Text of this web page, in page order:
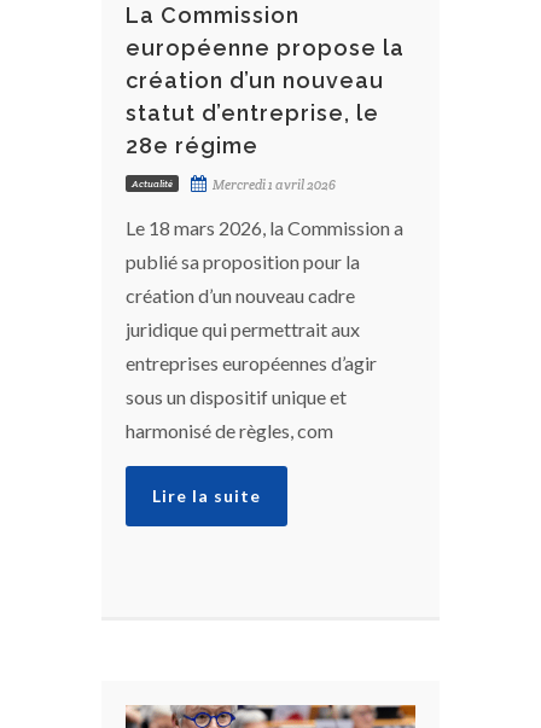
La Commission
européenne propose la
création d’un nouveau
statut d’entreprise, le
28e régime
Actualité Mercredi 1 avril 2026
Le 18 mars 2026, la Commission a
publié sa proposition pour la
création d’un nouveau cadre
juridique qui permettrait aux
entreprises européennes d’agir
sous un dispositif unique et
harmonisé de règles, com
Lire la suite